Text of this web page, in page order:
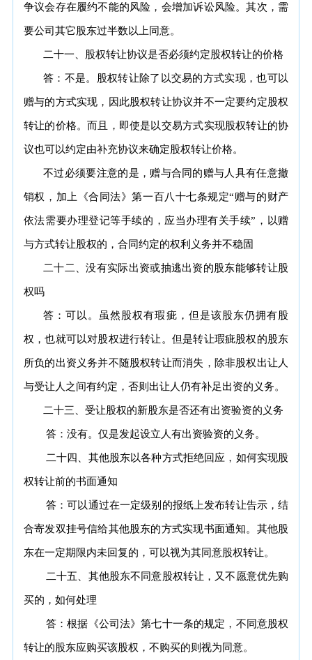
争议会存在履约不能的风险，会增加诉讼风险。其次，需
要公司其它股东过半数以上同意。
二十一、股权转让协议是否必须约定股权转让的价格
答：不是。股权转让除了以交易的方式实现，也可以
赠与的方式实现，因此股权转让协议并不一定要约定股权
转让的价格。而且，即使是以交易方式实现股权转让的协
议也可以约定由补充协议来确定股权转让价格。
不过必须要注意的是，赠与合同的赠与人具有任意撤
销权，加上《合同法》第一百八十七条规定“赠与的财产
依法需要办理登记等手续的，应当办理有关手续”，以赠
与方式转让股权的，合同约定的权利义务并不稳固
二十二、没有实际出资或抽逃出资的股东能够转让股
权吗
答：可以。虽然股权有瑕疵，但是该股东仍拥有股
权，也就可以对股权进行转让。但是转让瑕疵股权的股东
所负的出资义务并不随股权转让而消失，除非股权出让人
与受让人之间有约定，否则出让人仍有补足出资的义务。
二十三、受让股权的新股东是否还有出资验资的义务
答：没有。仅是发起设立人有出资验资的义务。
二十四、其他股东以各种方式拒绝回应，如何实现股
权转让前的书面通知
答：可以通过在一定级别的报纸上发布转让告示，结
合寄发双挂号信给其他股东的方式实现书面通知。其他股
东在一定期限内未回复的，可以视为其同意股权转让。
二十五、其他股东不同意股权转让，又不愿意优先购
买的，如何处理
答：根据《公司法》第七十一条的规定，不同意股权
转让的股东应购买该股权，不购买的则视为同意。